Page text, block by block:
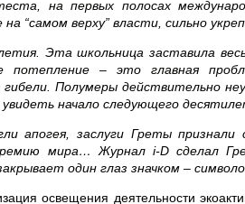
на первых полосах
“самом верху” власти, сильно
Эта школьница заставила
потепление – это главная
Полумеры действительно
начало следующего
апогея, заслуги Греты
мира… Журнал i-D сделал
один глаз значком –
освещения деятельности